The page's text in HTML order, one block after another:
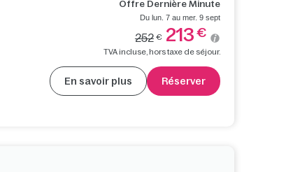
Offre Dernière Minute
Du lun. 7 au mer. 9 sept
252 € 213 €
TVA incluse, hors taxe de séjour.
En savoir plus Réserver